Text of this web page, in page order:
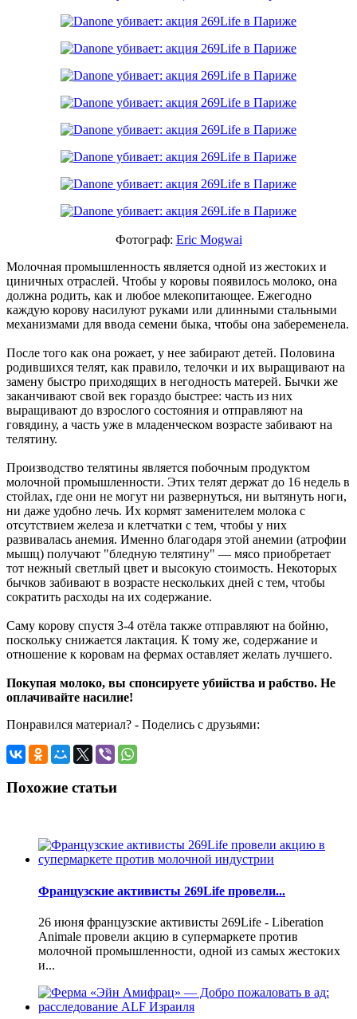
Фотограф: Eric Mogwai
Молочная промышленность является одной из жестоких и
циничных отраслей. Чтобы у коровы появилось молоко, она
должна родить, как и любое млекопитающее. Ежегодно
каждую корову насилуют руками или длинными стальными
механизмами для ввода семени быка, чтобы она забеременела.
После того как она рожает, у нее забирают детей. Половина
родившихся телят, как правило, телочки и их выращивают на
замену быстро приходящих в негодность матерей. Бычки же
заканчивают свой век гораздо быстрее: часть из них
выращивают до взрослого состояния и отправляют на
говядину, а часть уже в младенческом возрасте забивают на
телятину.
Производство телятины является побочным продуктом
молочной промышленности. Этих телят держат до 16 недель в
стойлах, где они не могут ни развернуться, ни вытянуть ноги,
ни даже удобно лечь. Их кормят заменителем молока с
отсутствием железа и клетчатки с тем, чтобы у них
развивалась анемия. Именно благодаря этой анемии (атрофии
мышц) получают "бледную телятину" — мясо приобретает
тот нежный светлый цвет и высокую стоимость. Некоторых
бычков забивают в возрасте нескольких дней с тем, чтобы
сократить расходы на их содержание.
Саму корову спустя 3-4 отёла также отправляют на бойню,
поскольку снижается лактация. К тому же, содержание и
отношение к коровам на фермах оставляет желать лучшего.
Покупая молоко, вы спонсируете убийства и рабство. Не
оплачивайте насилие!
Понравился материал? - Поделись с друзьями:
Похожие статьи
Французские активисты 269Life провели...
26 июня французские активисты 269Life - Liberation
Animale провели акцию в супермаркете против
молочной промышленности, одной из самых жестоких
и...